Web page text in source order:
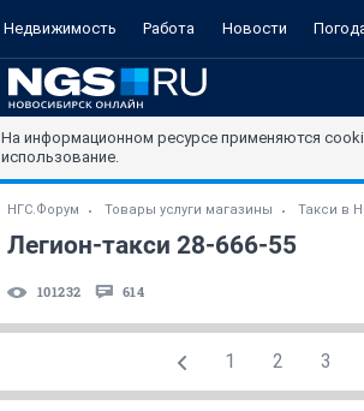
Недвижимость Работа Новости
На информационном ресурсе применяются
использование.
НГС.Форум Товары услуги магазины Такси в
Легион-такси 28-666-55
101232 614
1 2 3